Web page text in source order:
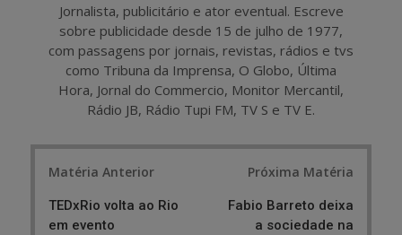
Jornalista, publicitário e ator eventual. Escreve
sobre publicidade desde 15 de julho de 1977,
com passagens por jornais, revistas, rádios e tvs
como Tribuna da Imprensa, O Globo, Última
Hora, Jornal do Commercio, Monitor Mercantil,
Rádio JB, Rádio Tupi FM, TV S e TV E.
Matéria Anterior
TEDxRio volta ao Rio
em evento
Próxima Matéria
Fabio Barreto deixa
a sociedade na